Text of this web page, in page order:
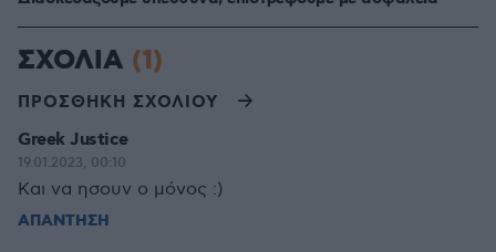
ΣΧΟΛΙΑ (1)
ΠΡΟΣΘΗΚΗ ΣΧΟΛΙΟΥ
Greek Justice
19.01.2023, 00:10
Και να ησουν ο μόνος :)
ΑΠΑΝΤΗΣΗ